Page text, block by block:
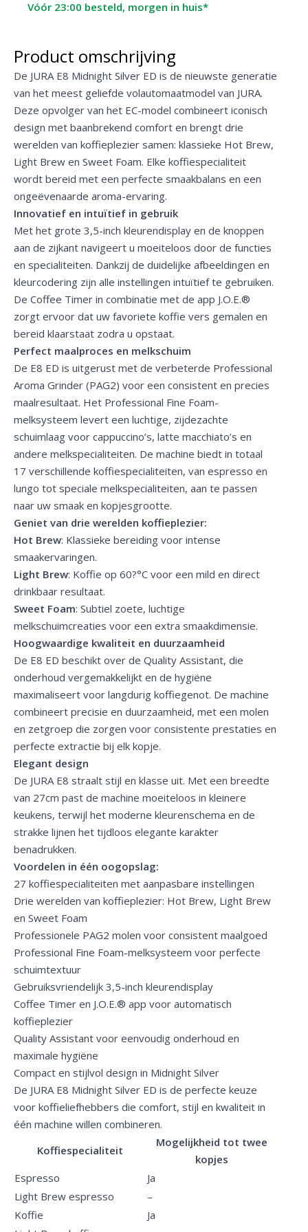
Vóór 23:00 besteld, morgen in huis*
Product omschrijving
De JURA E8 Midnight Silver ED is de nieuwste generatie
van het meest geliefde volautomaatmodel van JURA.
Deze opvolger van het EC-model combineert iconisch
design met baanbrekend comfort en brengt drie
werelden van koffieplezier samen: klassieke Hot Brew,
Light Brew en Sweet Foam. Elke koffiespecialiteit
wordt bereid met een perfecte smaakbalans en een
ongeëvenaarde aroma-ervaring.
Innovatief en intuïtief in gebruik
Met het grote 3,5-inch kleurendisplay en de knoppen
aan de zijkant navigeert u moeiteloos door de functies
en specialiteiten. Dankzij de duidelijke afbeeldingen en
kleurcodering zijn alle instellingen intuïtief te gebruiken.
De Coffee Timer in combinatie met de app J.O.E.®
zorgt ervoor dat uw favoriete koffie vers gemalen en
bereid klaarstaat zodra u opstaat.
Perfect maalproces en melkschuim
De E8 ED is uitgerust met de verbeterde Professional
Aroma Grinder (PAG2) voor een consistent en precies
maalresultaat. Het Professional Fine Foam-
melksysteem levert een luchtige, zijdezachte
schuimlaag voor cappuccino’s, latte macchiato’s en
andere melkspecialiteiten. De machine biedt in totaal
17 verschillende koffiespecialiteiten, van espresso en
lungo tot speciale melkspecialiteiten, aan te passen
naar uw smaak en kopjesgrootte.
Geniet van drie werelden koffieplezier:
Hot Brew: Klassieke bereiding voor intense
smaakervaringen.
Light Brew: Koffie op 60?°C voor een mild en direct
drinkbaar resultaat.
Sweet Foam: Subtiel zoete, luchtige
melkschuimcreaties voor een extra smaakdimensie.
Hoogwaardige kwaliteit en duurzaamheid
De E8 ED beschikt over de Quality Assistant, die
onderhoud vergemakkelijkt en de hygiëne
maximaliseert voor langdurig koffiegenot. De machine
combineert precisie en duurzaamheid, met een molen
en zetgroep die zorgen voor consistente prestaties en
perfecte extractie bij elk kopje.
Elegant design
De JURA E8 straalt stijl en klasse uit. Met een breedte
van 27cm past de machine moeiteloos in kleinere
keukens, terwijl het moderne kleurenschema en de
strakke lijnen het tijdloos elegante karakter
benadrukken.
Voordelen in één oogopslag:
27 koffiespecialiteiten met aanpasbare instellingen
Drie werelden van koffieplezier: Hot Brew, Light Brew
en Sweet Foam
Professionele PAG2 molen voor consistent maalgoed
Professional Fine Foam-melksysteem voor perfecte
schuimtextuur
Gebruiksvriendelijk 3,5-inch kleurendisplay
Coffee Timer en J.O.E.® app voor automatisch
koffieplezier
Quality Assistant voor eenvoudig onderhoud en
maximale hygiëne
Compact en stijlvol design in Midnight Silver
De JURA E8 Midnight Silver ED is de perfecte keuze
voor koffieliefhebbers die comfort, stijl en kwaliteit in
één machine willen combineren.
Koffiespecialiteit
Mogelijkheid tot twee
kopjes
Espresso
Ja
Light Brew espresso
–
Koffie
Ja